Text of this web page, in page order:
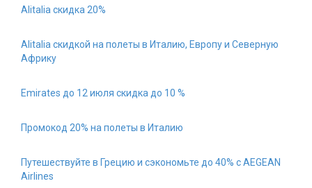
Alitalia скидка 20%
Alitalia скидкой на полеты в Италию, Европу и Северную
Африку
Emirates до 12 июля скидка до 10 %
Промокод 20% на полеты в Италию
Путешествуйте в Грецию и сэкономьте до 40% с AEGEAN
Airlines